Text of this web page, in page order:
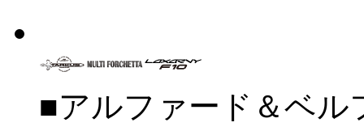
■アルファード＆ベル